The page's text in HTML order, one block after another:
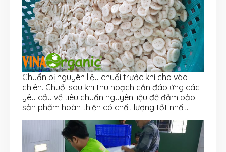
Chuẩn bị nguyên liệu chuối trước khi cho vào
chiên. Chuối sau khi thu hoạch cần đáp ứng các
yêu cầu về tiêu chuẩn nguyên liệu để đảm bảo
sản phẩm hoàn thiện có chất lượng tốt nhất.